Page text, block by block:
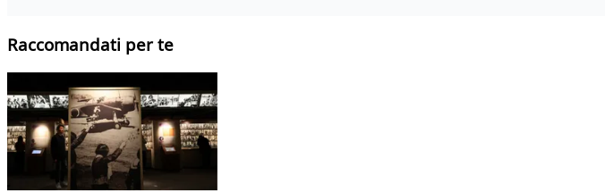
Raccomandati per te